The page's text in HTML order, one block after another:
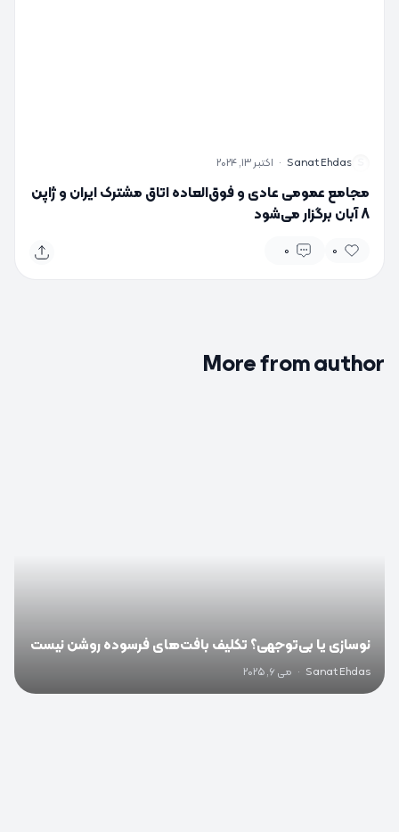
Sanat Ehdas
· اکتبر 13, 2024
مجامع عمومی عادی و فوق‌العاده اتاق مشترک ایران و ژاپن
8 آبان برگزار می‌شود
0
0
More from author
نوسازی یا بی‌توجهی؟ تکلیف بافت‌های فرسوده روشن نیست
Sanat Ehdas
· می 6, 2025